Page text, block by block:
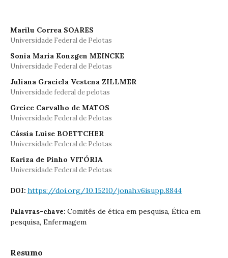
Marilu Correa SOARES
Universidade Federal de Pelotas
Sonia Maria Konzgen MEINCKE
Universidade Federal de Pelotas
Juliana Graciela Vestena ZILLMER
Universidade federal de pelotas
Greice Carvalho de MATOS
Universidade Federal de Pelotas
Cássia Luise BOETTCHER
Universidade Federal de Pelotas
Kariza de Pinho VITÓRIA
Universidade Federal de Pelotas
DOI: https://doi.org/10.15210/jonah.v6isupp.8844
Palavras-chave: Comitês de ética em pesquisa, Ética em
pesquisa, Enfermagem
Resumo